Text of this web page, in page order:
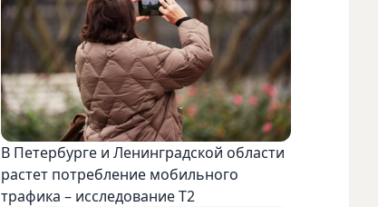
В Петербурге и Ленинградской области
растет потребление мобильного
трафика – исследование T2